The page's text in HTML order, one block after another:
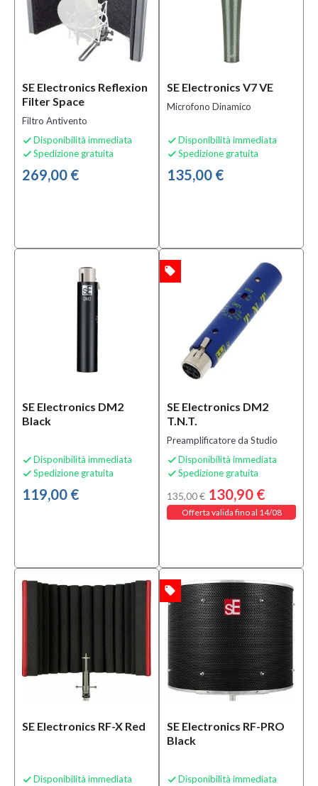
SE Electronics Reflexion
Filter Space
Filtro Antivento
 Disponibilità immediata
 Spedizione gratuita
269,00 €
SE Electronics V7 VE
Microfono Dinamico
 Disponibilità immediata
 Spedizione gratuita
135,00 €
SE Electronics DM2
Black
 Disponibilità immediata
 Spedizione gratuita
119,00 €
SE Electronics DM2
T.N.T.
Preamplificatore da Studio
 Disponibilità immediata
 Spedizione gratuita
135,00 € 130,90 €
Offerta valida fino al 14/08
local_offer
SE Electronics RF-X Red
 Disponibilità immediata
SE Electronics RF-PRO
Black
 Disponibilità immediata
OFFERTA local_offer